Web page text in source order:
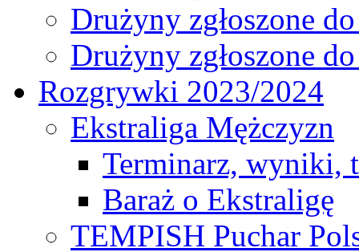
Drużyny zgłoszone
Drużyny zgłoszone
Rozgrywki 2023/2024
Ekstraliga Mężczyzn
Terminarz, wyniki,
Baraż o Ekstraligę
TEMPISH Puchar